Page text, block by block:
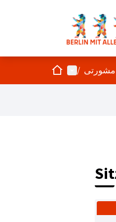
صفحه اصلی
منوی اصلی
/ مشورتی